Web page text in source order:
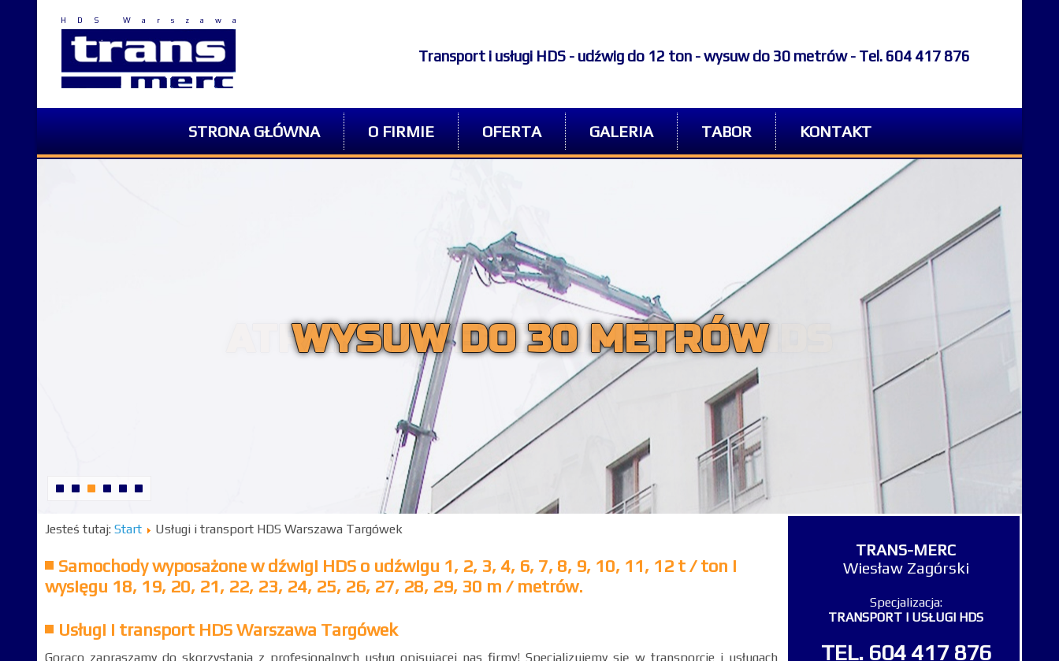
HDS Warszawa
Transport i usługi HDS - udźwig do 12 ton - wysuw do 30 metrów - Tel. 604 417 876
STRONA GŁÓWNA O FIRMIE OFERTA GALERIA TABOR KONTAKT
WYSUW DO 30 METRÓW
ATRAKCYJNE CENY USŁUG HDS
Jesteś tutaj: Start Usługi i transport HDS Warszawa Targówek
Samochody wyposażone w dźwigi HDS o udźwigu 1, 2, 3, 4, 6, 7, 8, 9, 10, 11, 12 t / ton i
wysięgu 18, 19, 20, 21, 22, 23, 24, 25, 26, 27, 28, 29, 30 m / metrów.
Usługi i transport HDS Warszawa Targówek
Gorąco zapraszamy do skorzystania z profesjonalnych usług opisującej nas firmy! Specjalizujemy się w transporcie i usługach
TRANS-MERC
Wiesław Zagórski
Specjalizacja:
TRANSPORT I USŁUGI HDS
TEL. 604 417 876